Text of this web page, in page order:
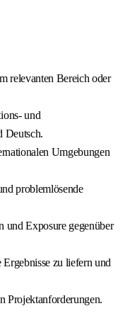
relevanten Bereich oder
und
Deutsch.
Umgebungen
problemlösende
und Exposure gegenüber
zu liefern und
Projektanforderungen.